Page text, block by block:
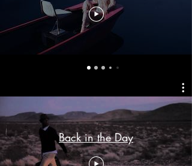
Back in the Day